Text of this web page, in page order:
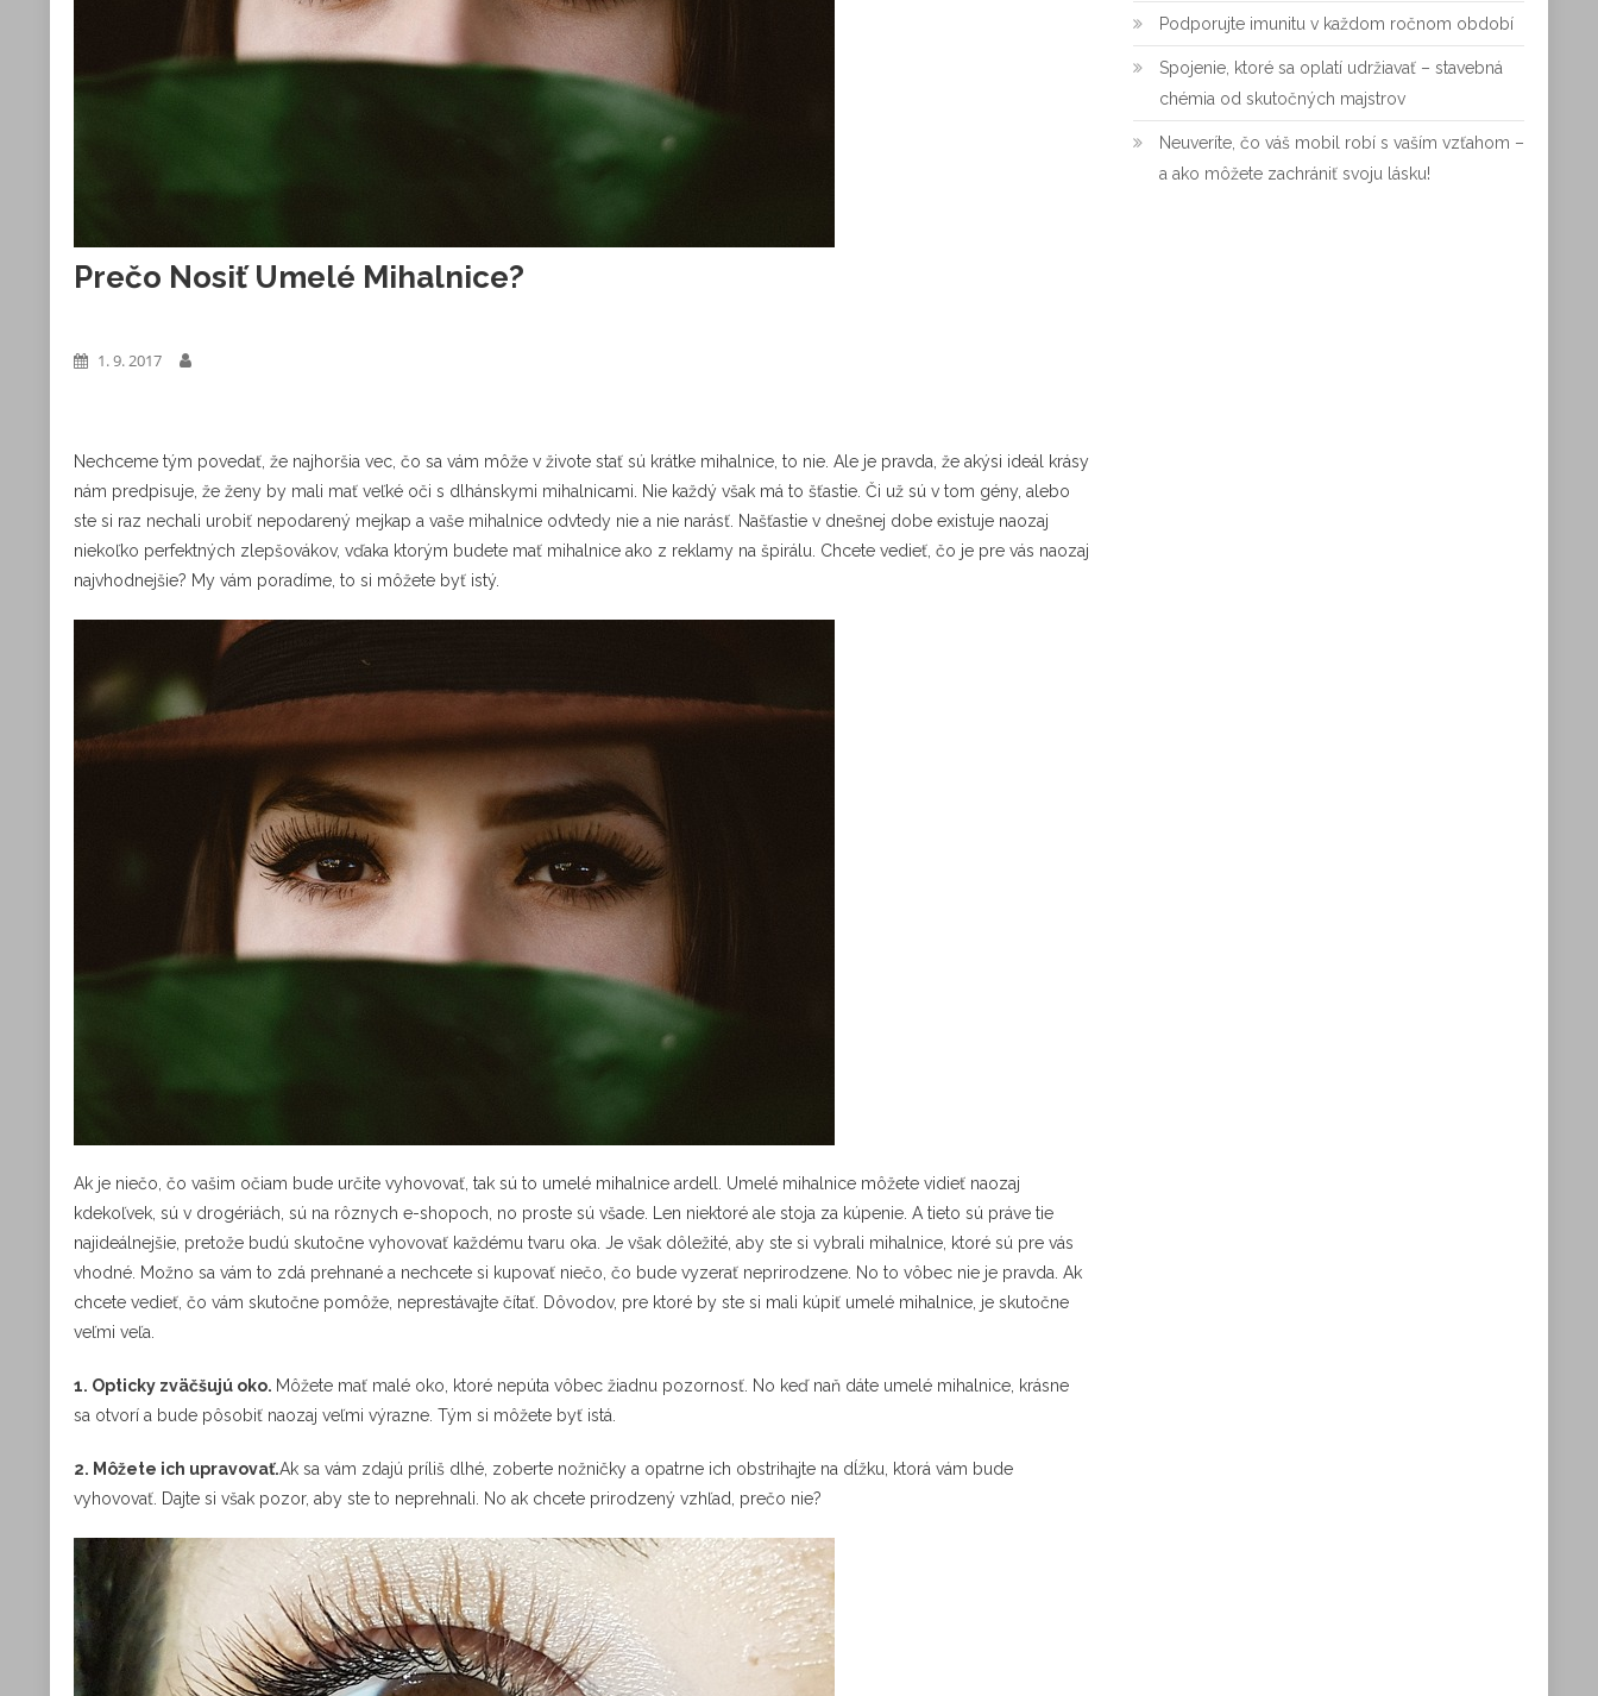
Prečo Nosiť Umelé Mihalnice?
1. 9. 2017
Nechceme tým povedať, že najhoršia vec, čo sa vám môže v živote stať sú krátke mihalnice, to nie. Ale je pravda, že akýsi ideál krásy
nám predpisuje, že ženy by mali mať veľké oči s dlhánskymi mihalnicami. Nie každý však má to šťastie. Či už sú v tom gény, alebo
ste si raz nechali urobiť nepodarený mejkap a vaše mihalnice odvtedy nie a nie narásť. Našťastie v dnešnej dobe existuje naozaj
niekoľko perfektných zlepšovákov, vďaka ktorým budete mať mihalnice ako z reklamy na špirálu. Chcete vedieť, čo je pre vás naozaj
najvhodnejšie? My vám poradíme, to si môžete byť istý.
Ak je niečo, čo vašim očiam bude určite vyhovovať, tak sú to umelé mihalnice ardell
. Umelé mihalnice môžete vidieť naozaj
kdekoľvek, sú v drogériách, sú na rôznych e-shopoch, no proste sú všade. Len niektoré ale stoja za kúpenie. A tieto sú práve tie
najideálnejšie, pretože budú skutočne vyhovovať každému tvaru oka. Je však dôležité, aby ste si vybrali mihalnice, ktoré sú pre vás
vhodné. Možno sa vám to zdá prehnané a nechcete si kupovať niečo, čo bude vyzerať neprirodzene. No to vôbec nie je pravda. Ak
chcete vedieť, čo vám skutočne pomôže, neprestávajte čítať. Dôvodov, pre ktoré by ste si mali kúpiť umelé mihalnice, je skutočne
veľmi veľa.
1. Opticky zväčšujú oko. Môžete mať malé oko, ktoré nepúta vôbec žiadnu pozornosť. No keď naň dáte umelé mihalnice, krásne
sa otvorí a bude pôsobiť naozaj veľmi výrazne. Tým si môžete byť istá.
2. Môžete ich upravovať.Ak sa vám zdajú príliš dlhé, zoberte nožničky a opatrne ich obstrihajte na dĺžku, ktorá vám bude
vyhovovať. Dajte si však pozor, aby ste to neprehnali. No ak chcete prirodzený vzhľad, prečo nie?
Podporujte imunitu v každom ročnom období
Spojenie, ktoré sa oplatí udržiavať – stavebná
chémia od skutočných majstrov
Neuveríte, čo váš mobil robí s vaším vzťahom –
a ako môžete zachrániť svoju lásku!